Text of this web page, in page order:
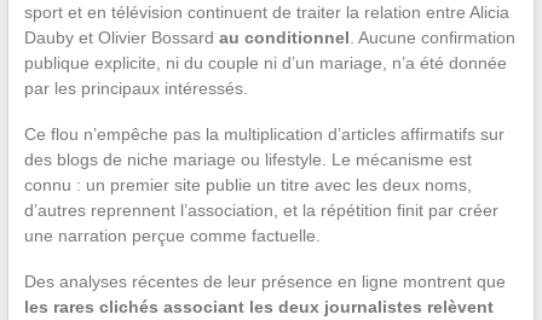
sport et en télévision continuent de traiter la relation entre Alicia
Dauby et Olivier Bossard au conditionnel . Aucune confirmation
publique explicite, ni du couple ni d’un mariage, n’a été donnée
par les principaux intéressés.
Ce flou n’empêche pas la multiplication d’articles affirmatifs sur
des blogs de niche mariage ou lifestyle. Le mécanisme est
connu : un premier site publie un titre avec les deux noms,
d’autres reprennent l’association, et la répétition finit par créer
une narration perçue comme factuelle.
Des analyses récentes de leur présence en ligne montrent que
les rares clichés associant les deux journalistes relèvent